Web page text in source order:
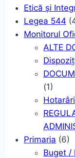
Etică și
Legea 544
Monitorul
ALTE
(1)
Primaria (6)
Buget /